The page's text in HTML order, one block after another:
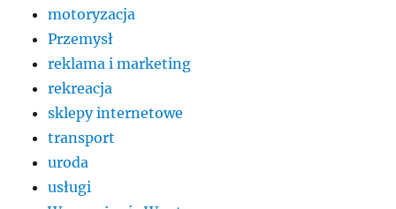
motoryzacja
Przemysł
reklama i marketing
rekreacja
sklepy internetowe
transport
uroda
usługi